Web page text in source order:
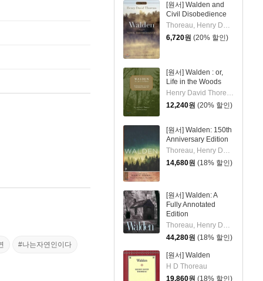
[원서] Walden and
Civil Disobedience
Thoreau, Henry David / Merwin, W. S. / Howarth, William
6,720원 (20% 할인)
[원서] Walden : or,
Life in the Woods
Henry David Thoreau/ Laura Ross(EDT)
12,240원 (20% 할인)
[원서] Walden: 150th
Anniversary Edition
14,680원 (18% 할인)
[원서] Walden: A
Fully Annotated
Edition
Thoreau, Henry David / Cramer, Jeffrey S.
44,280원 (18% 할인)
[원서] Walden
H D Thoreau
19,860원 (18% 할인)
#나는자연인이다